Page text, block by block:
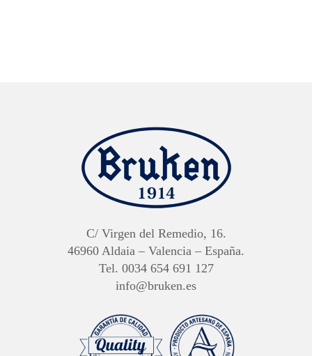
C/ Virgen del Remedio, 16.
46960 Aldaia – Valencia – España.
Tel. 0034 654 691 127
info@bruken.es